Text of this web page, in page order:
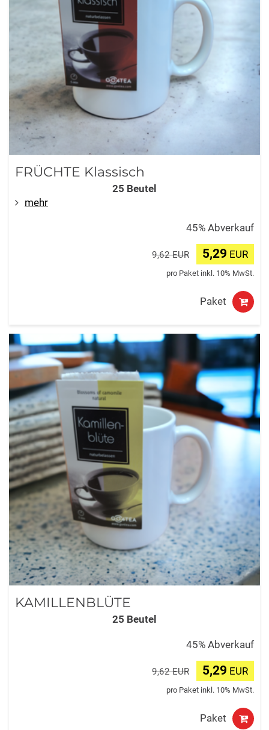
FRÜCHTE Klassisch
25 Beutel
mehr
45% Abverkauf
9,62 EUR 5,29 EUR
pro Paket inkl. 10% MwSt.
Paket
KAMILLENBLÜTE
25 Beutel
45% Abverkauf
9,62 EUR 5,29 EUR
pro Paket inkl. 10% MwSt.
Paket